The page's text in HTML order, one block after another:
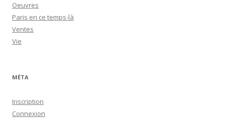
Oeuvres
Paris en ce temps-là
Ventes
Vie
MÉTA
Inscription
Connexion